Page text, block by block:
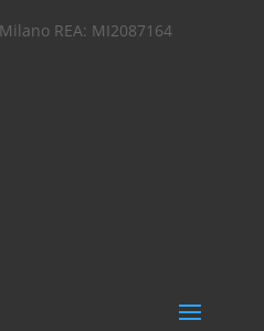
REA: MI2087164